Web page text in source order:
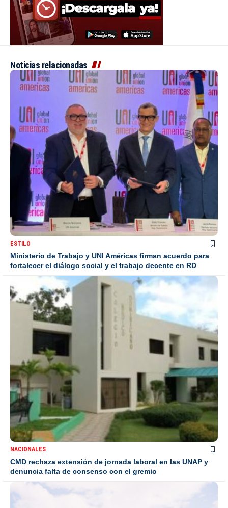
Noticias relacionadas
ESTILO
Ministerio de Trabajo y UNI Américas firman acuerdo para
fortalecer el diálogo social y el trabajo decente en RD
NACIONALES
CMD rechaza extensión de jornada laboral en las UNAP y
denuncia falta de consenso con el gremio